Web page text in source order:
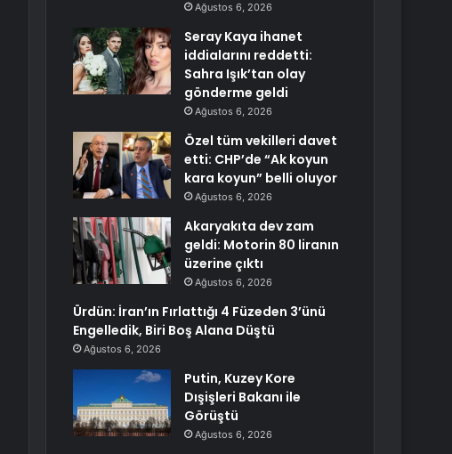
Ağustos 6, 2026
Seray Kaya ihanet
iddialarını reddetti:
Sahra Işık’tan olay
gönderme geldi
Ağustos 6, 2026
Özel tüm vekilleri davet
etti: CHP’de “Ak koyun
kara koyun” belli oluyor
Ağustos 6, 2026
Akaryakıta dev zam
geldi: Motorin 80 liranın
üzerine çıktı
Ağustos 6, 2026
Ürdün: İran’ın Fırlattığı 4 Füzeden 3’ünü
Engelledik, Biri Boş Alana Düştü
Ağustos 6, 2026
Putin, Kuzey Kore
Dışişleri Bakanı ile
Görüştü
Ağustos 6, 2026